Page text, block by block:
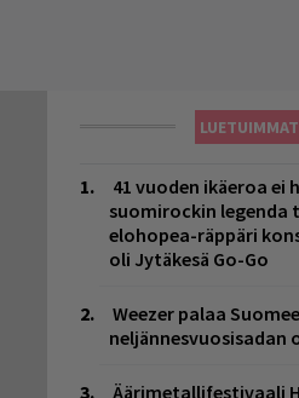
41 vuoden ikäeroa ei
suomirockin legenda
elohopea-räppäri
oli Jytäkesä Go-Go
Weezer palaa
neljännesvuosisadan
Äärimetallifestivaali